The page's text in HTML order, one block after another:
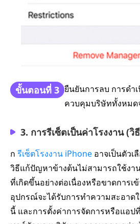
ขั้นตอนที่ 3 ยืนยันการลบ การดำ
ควบคุมบริษัททั้งหม
3. การรีเซ็ตเป็นค่าโรงงาน (วิ
ก รีเซ็ตโรงงาน iPhone อาจเป็นตัว
วิธีแก้ปัญหาข้างต้นไม่สามารถใช้งา
ที่เกิดขึ้นอย่างต่อเนื่องหรือขาดการเ
อุปกรณ์จะได้รับการทำความสะอาด
นี้ และการตั้งค่าการจัดการหรือแอป